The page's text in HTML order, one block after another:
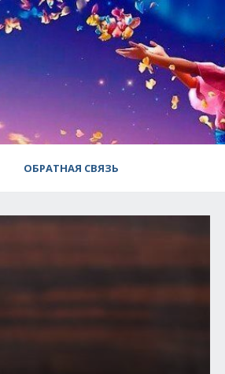
ОБРАТНАЯ СВЯЗЬ